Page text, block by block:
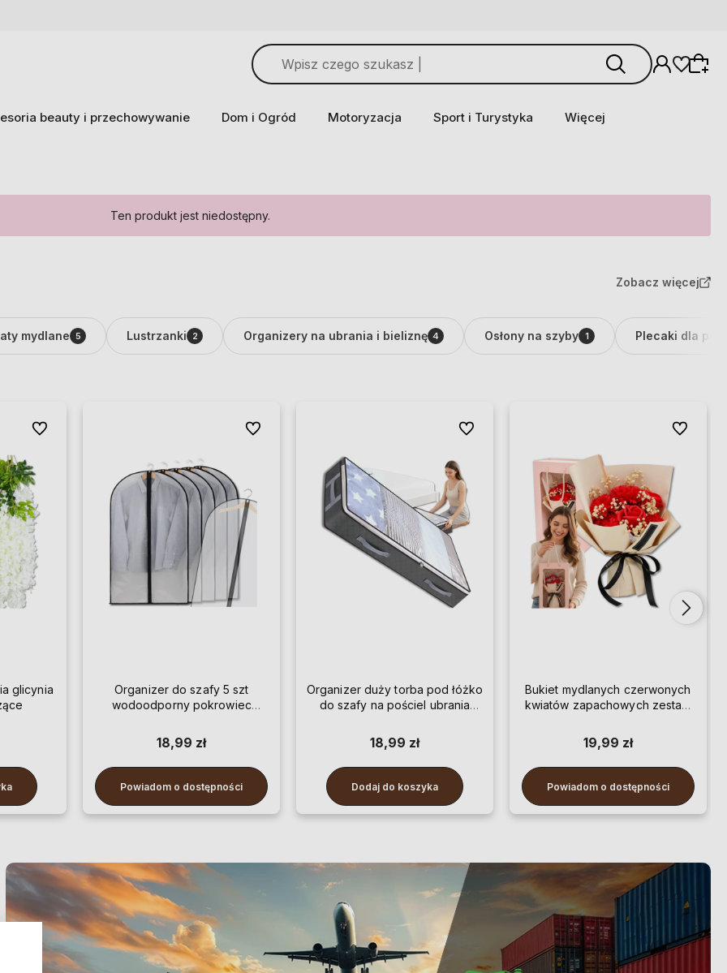
beauty i przechowywanie Dom i Ogród Motoryzacja Sport i Turystyka Więcej
Ten produkt jest niedostępny.
Zobacz więcej
mydlane 5 Lustrzanki 2 Organizery na ubrania i bieliznę 4 Osłony na szyby 1 Plecaki dla
glicynia
Do ulubionych
Organizer do szafy 5 szt
wodoodporny pokrowiec
100 cm
18,99 zł
Powiadom o dostępności
Do ulubionych
Organizer duży torba pod łóżko
do szafy na pościel ubrania
18,99 zł
Dodaj do koszyka
Do ulubionych
Bukiet mydlanych czerwonych
kwiatów zapachowych zestaw
19,99 zł
Powiadom o dostępności
Do